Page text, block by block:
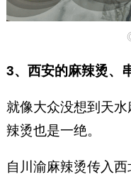
3、西安的麻辣烫、
就像大众没想到天
辣烫也是一绝。
自川渝麻辣烫传入